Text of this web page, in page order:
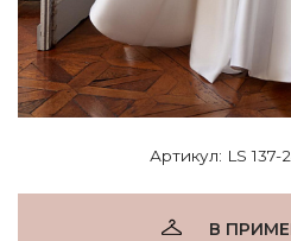
Артикул: LS 137-
В